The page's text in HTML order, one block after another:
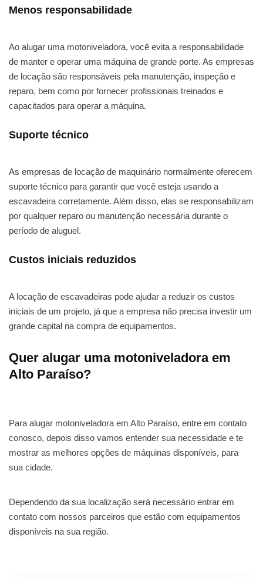
Menos responsabilidade
Ao alugar uma motoniveladora, você evita a responsabilidade
de manter e operar uma máquina de grande porte. As empresas
de locação são responsáveis pela manutenção, inspeção e
reparo, bem como por fornecer profissionais treinados e
capacitados para operar a máquina.
Suporte técnico
As empresas de locação de maquinário normalmente oferecem
suporte técnico para garantir que você esteja usando a
escavadeira corretamente. Além disso, elas se responsabilizam
por qualquer reparo ou manutenção necessária durante o
período de aluguel.
Custos iniciais reduzidos
A locação de escavadeiras pode ajudar a reduzir os custos
iniciais de um projeto, já que a empresa não precisa investir um
grande capital na compra de equipamentos.
Quer alugar uma motoniveladora em
Alto Paraíso?
Para alugar motoniveladora em Alto Paraíso, entre em contato
conosco, depois disso vamos entender sua necessidade e te
mostrar as melhores opções de máquinas disponíveis, para
sua cidade.
Dependendo da sua localização será necessário entrar em
contato com nossos parceiros que estão com equipamentos
disponíveis na sua região.